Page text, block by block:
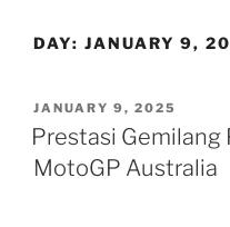
DAY: JANUARY 9,
POSTED
ON
JANUARY 9, 2025
Prestasi Gemilang
MotoGP Australia